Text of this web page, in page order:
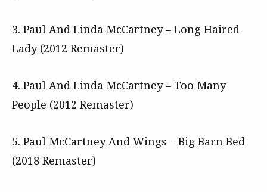
3. Paul And Linda McCartney – Long Haired
Lady (2012 Remaster)
4. Paul And Linda McCartney – Too Many
People (2012 Remaster)
5. Paul McCartney And Wings – Big Barn Bed
(2018 Remaster)